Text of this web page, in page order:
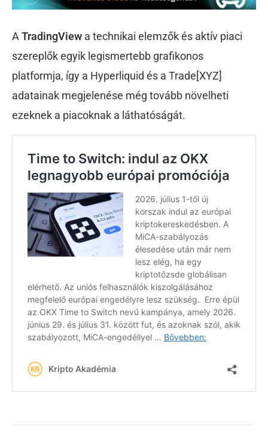
A TradingView a technikai elemzők és aktív piaci
szereplők egyik legismertebb grafikonos
platformja, így a Hyperliquid és a Trade[XYZ]
adatainak megjelenése még tovább növelheti
ezeknek a piacoknak a láthatóságát.